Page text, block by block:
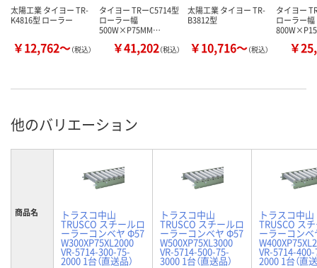
太陽工業 タイヨー TR-
K4816型 ローラー
￥12,762～（税込）
タイヨー TRーC5714型
ローラー幅
500W×P75MM…
￥41,202（税込）
太陽工業 タイヨー TR-
B3812型
￥10,716～（税込）
タイヨー
ローラー幅
￥
他のバリエーション
商品名 トラスコ中山
TRUSCO スチールロ
ーラーコンベヤ Φ57
W300XP75XL2000
VR-5714-300-75-
2000 1台（直送品）
トラスコ中山
TRUSCO スチールロ
ーラーコンベヤ Φ57
W500XP75XL3000
VR-5714-500-75-
3000 1台（直送品）
トラスコ中山
TRUSCO ス
ーラーコン
VR-5714-
2000 1台（直